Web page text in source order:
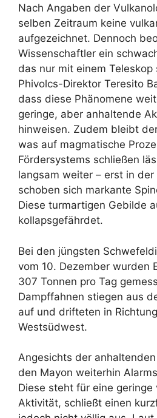
Nach Angaben der
selben Zeitraum keine
aufgezeichnet. Dennoch
Wissenschaftler ein
das nur mit einem Teleskop
Phivolcs-Direktor Teresito
dass diese Phänomene
geringe, aber anhaltende
hinweisen. Zudem bleibt
was auf magmatische
Fördersystems schließen
langsam weiter – erst in der
schoben sich markante
Diese turmartigen Gebilde
kollapsgefährdet.
Bei den jüngsten
vom 10. Dezember wurden
307 Tonnen pro Tag
Dampffahnen stiegen aus
auf und drifteten in
Westsüdwest.
Angesichts der
den Mayon weiterhin
Diese steht für eine geringe
Aktivität, schließt einen